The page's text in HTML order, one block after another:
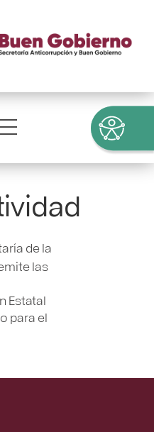
de la
las
Estatal
para el